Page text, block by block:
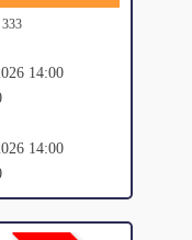
14:00
14:00